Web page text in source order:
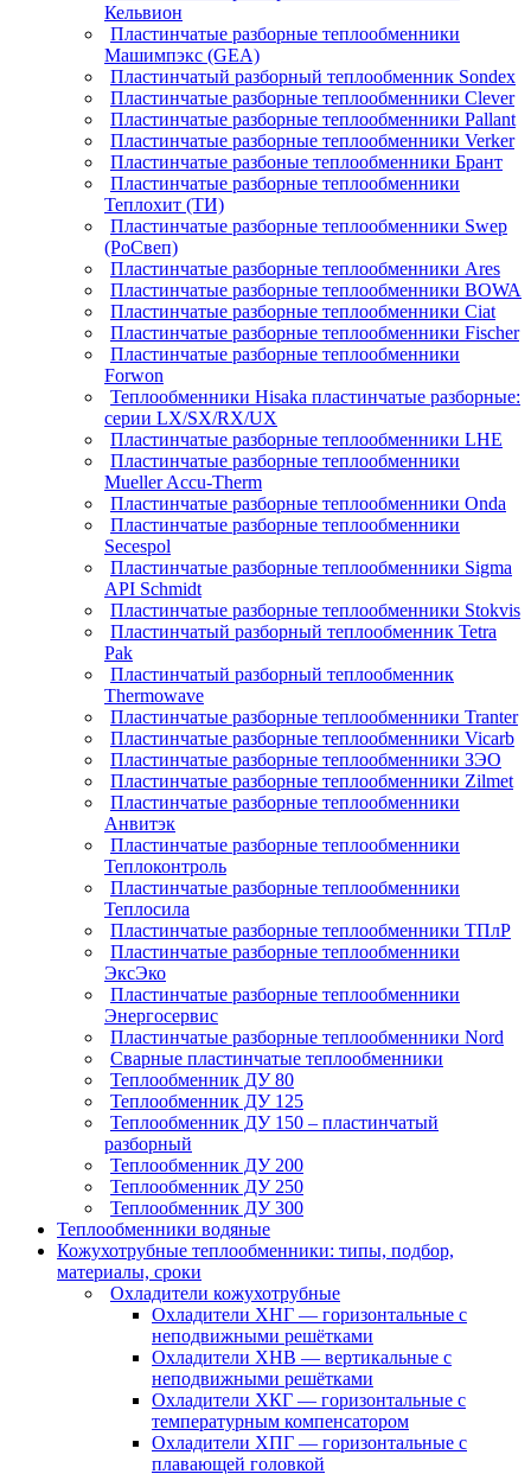
Кельвион
Пластинчатые разборные теплообменники
Машимпэкс (GEA)
Пластинчатый разборный теплообменник Sondex
Пластинчатые разборные теплообменники Clever
Пластинчатые разборные теплообменники Pallant
Пластинчатые разборные теплообменники Verker
Пластинчатые разбоные теплообменники Брант
Пластинчатые разборные теплообменники
Теплохит (ТИ)
Пластинчатые разборные теплообменники Swep
(РоСвеп)
Пластинчатые разборные теплообменники Ares
Пластинчатые разборные теплообменники BOWA
Пластинчатые разборные теплообменники Ciat
Пластинчатые разборные теплообменники Fischer
Пластинчатые разборные теплообменники
Forwon
Теплообменники Hisaka пластинчатые разборные:
серии LX/SX/RX/UX
Пластинчатые разборные теплообменники LHE
Пластинчатые разборные теплообменники
Mueller Accu-Therm
Пластинчатые разборные теплообменники Onda
Пластинчатые разборные теплообменники
Secespol
Пластинчатые разборные теплообменники Sigma
API Schmidt
Пластинчатые разборные теплообменники Stokvis
Пластинчатый разборный теплообменник Tetra
Pak
Пластинчатый разборный теплообменник
Thermowave
Пластинчатые разборные теплообменники Tranter
Пластинчатые разборные теплообменники Vicarb
Пластинчатые разборные теплообменники ЗЭО
Пластинчатые разборные теплообменники Zilmet
Пластинчатые разборные теплообменники
Анвитэк
Пластинчатые разборные теплообменники
Теплоконтроль
Пластинчатые разборные теплообменники
Теплосила
Пластинчатые разборные теплообменники ТПлР
Пластинчатые разборные теплообменники
ЭксЭко
Пластинчатые разборные теплообменники
Энергосервис
Пластинчатые разборные теплообменники Nord
Сварные пластинчатые теплообменники
Теплообменник ДУ 80
Теплообменник ДУ 125
Теплообменник ДУ 150 – пластинчатый
разборный
Теплообменник ДУ 200
Теплообменник ДУ 250
Теплообменник ДУ 300
Теплообменники водяные
Кожухотрубные теплообменники: типы, подбор,
материалы, сроки
Охладители кожухотрубные
Охладители ХНГ — горизонтальные с
неподвижными решётками
Охладители ХНВ — вертикальные с
неподвижными решётками
Охладители ХКГ — горизонтальные с
температурным компенсатором
Охладители ХПГ — горизонтальные с
плавающей головкой